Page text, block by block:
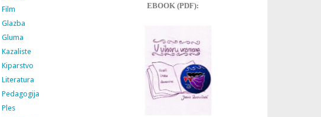
Film
Glazba
Gluma
Kazaliste
Kiparstvo
Literatura
Pedagogija
Ples
EBOOK (PDF):